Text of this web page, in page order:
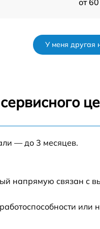
от
от
У меня другая
— до 3 месяцев.
напрямую связан с
или